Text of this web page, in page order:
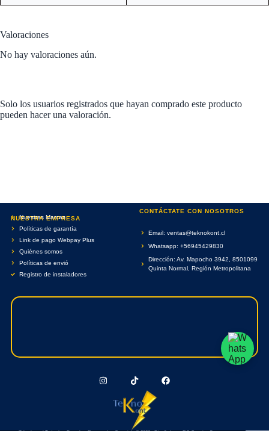
Valoraciones
No hay valoraciones aún.
Solo los usuarios registrados que hayan comprado este producto
pueden hacer una valoración.
NUESTRA EMPRESA
Nuestras Marcas
Políticas de garantía
Link de pago Webpay Plus
Quiénes somos
Políticas de envió
Registro de instaladores
CONTÁCTATE CON NOSOTROS
Email: ventas@teknokont.cl
Whatsapp: +56945429830
Dirección: Av. Mapocho 3942, 8501099
Quinta Normal, Región Metropolitana
Teknokont.cl Todos Los Derechos Reservados. Copyright © 2026 - Diseñado por RC Creative Systems